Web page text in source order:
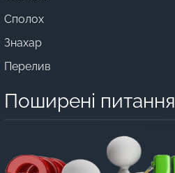
Сполох
Знахар
Перелив
Поширені питання